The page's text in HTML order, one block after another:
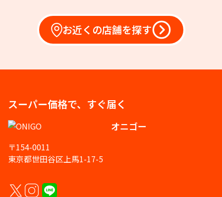
お近くの店舗を探す
スーパー価格で、すぐ届く
オニゴー
〒154-0011
東京都世田谷区上馬1-17-5